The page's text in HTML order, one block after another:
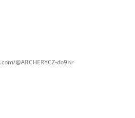
@ARCHERYCZ-do9hr